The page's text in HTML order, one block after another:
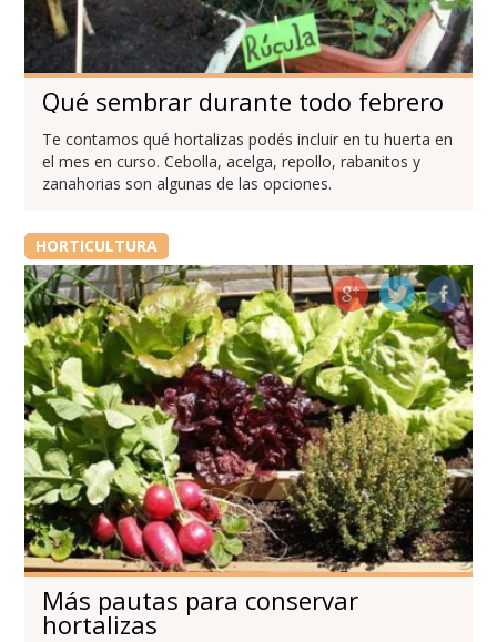
Qué sembrar durante todo febrero
Te contamos qué hortalizas podés incluir en tu huerta en
el mes en curso. Cebolla, acelga, repollo, rabanitos y
zanahorias son algunas de las opciones.
HORTICULTURA
Más pautas para conservar
hortalizas